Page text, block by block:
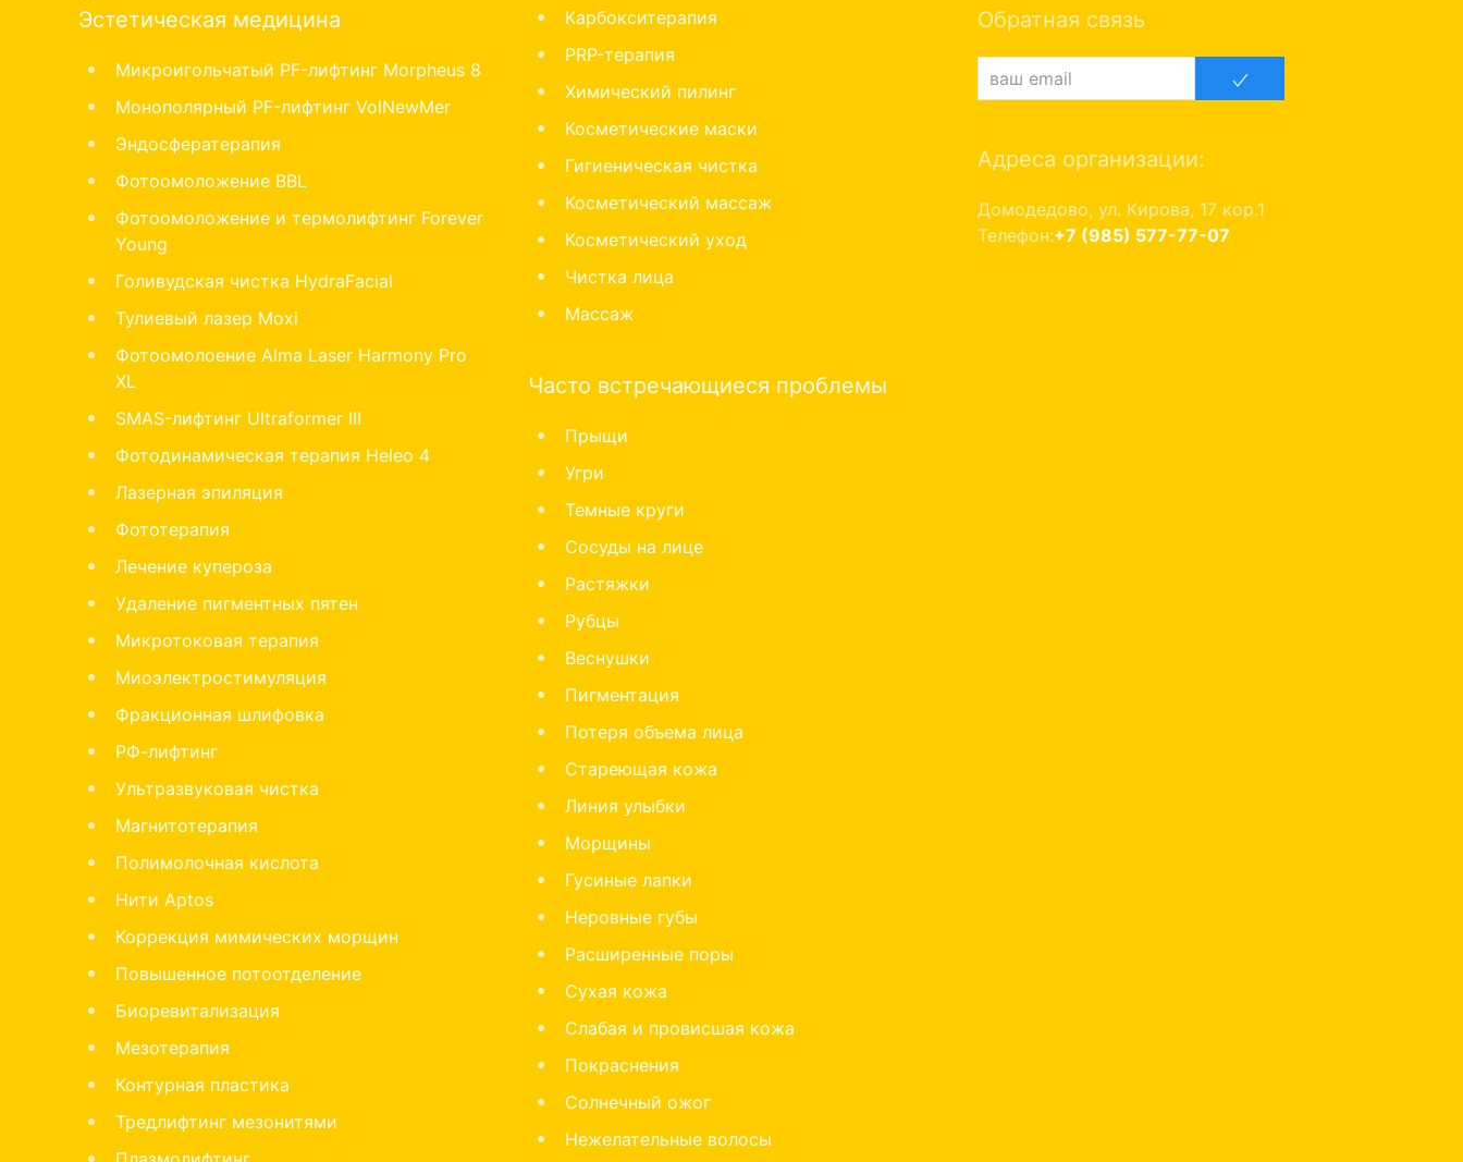
Эстетическая медицина
Микроигольчатый PF-лифтинг Morpheus 8
Монополярный PF-лифтинг VolNewMer
Эндосфератерапия
Фотоомоложение BBL
Фотоомоложение и термолифтинг Forever
Young
Голивудская чистка HydraFacial
Тулиевый лазер Moxi
Фотоомолоение Alma Laser Harmony Pro
XL
SMAS-лифтинг Ultraformer III
Фотодинамическая терапия Heleo 4
Лазерная эпиляция
Фототерапия
Лечение купероза
Удаление пигментных пятен
Микротоковая терапия
Миоэлектростимуляция
Фракционная шлифовка
РФ-лифтинг
Ультразвуковая чистка
Магнитотерапия
Полимолочная кислота
Нити Aptos
Коррекция мимических морщин
Повышенное потоотделение
Биоревитализация
Мезотерапия
Контурная пластика
Тредлифтинг мезонитями
Карбокситерапия
PRP-терапия
Химический пилинг
Косметические маски
Гигиеническая чистка
Косметический массаж
Косметический уход
Чистка лица
Массаж
Часто встречающиеся проблемы
Прыщи
Угри
Темные круги
Сосуды на лице
Растяжки
Рубцы
Веснушки
Пигментация
Потеря объема лица
Стареющая кожа
Линия улыбки
Морщины
Гусиные лапки
Неровные губы
Расширенные поры
Сухая кожа
Слабая и провисшая кожа
Покраснения
Солнечный ожог
Нежелательные волосы
Обратная связь
Адреса организации:
Домодедово, ул. Кирова, 17 кор.1
Телефон:+7 (985) 577-77-07